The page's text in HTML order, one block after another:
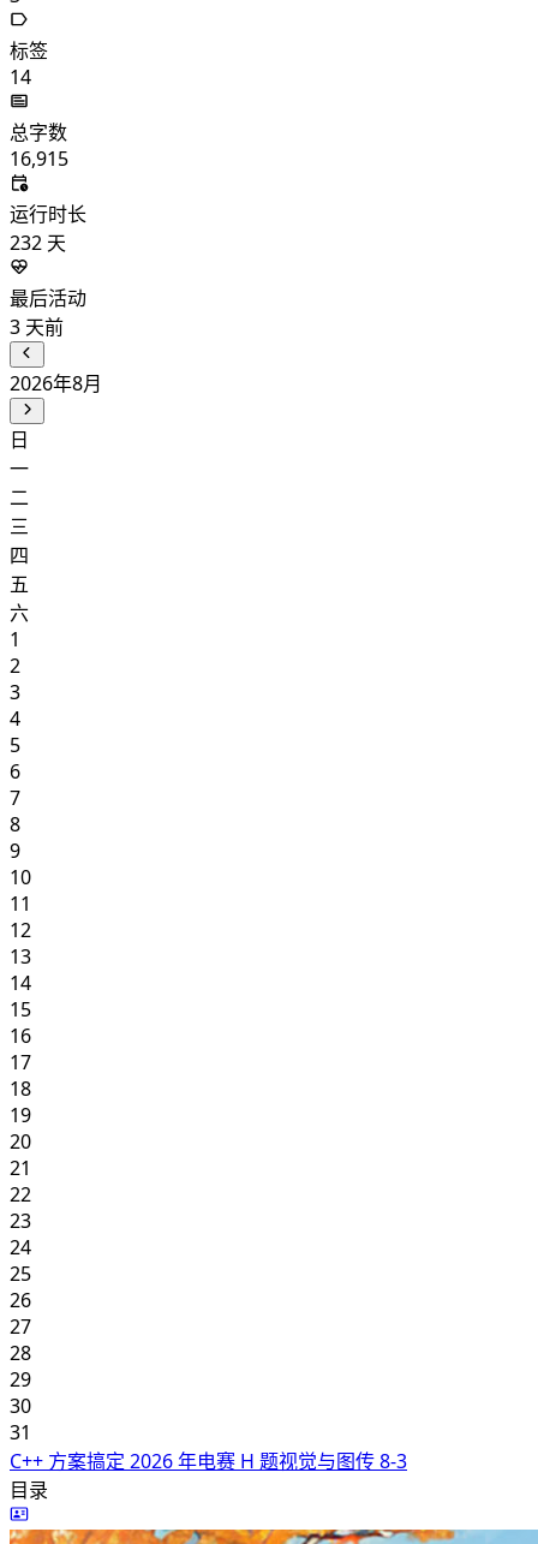
标签
14
总字数
16,915
运行时长
232 天
最后活动
3 天前
2026年8月
日
一
二
三
四
五
六
1
2
3
4
5
6
7
8
9
10
11
12
13
14
15
16
17
18
19
20
21
22
23
24
25
26
27
28
29
30
31
C++ 方案搞定 2026 年电赛 H 题视觉与图传8-3
目录